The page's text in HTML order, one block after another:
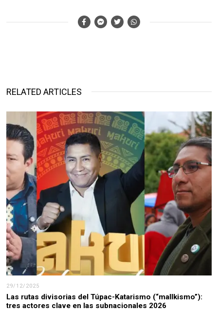
RELATED ARTICLES
29/12/2025
Las rutas divisorias del Túpac-Katarismo (“mallkismo”):
tres actores clave en las subnacionales 2026